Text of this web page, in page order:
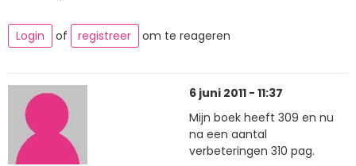
Login of registreer om te reageren
6 juni 2011 - 11:37
Mijn boek heeft 309 en nu
na een aantal
verbeteringen 310 pag.